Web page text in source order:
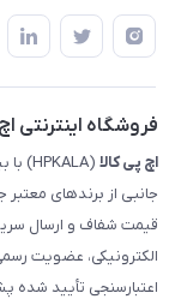
ضمانت اصالت کالا
رهگیری مرسولات
رهگیری مرسولات
درباره ما
تماس با ما
فروشگاه اینترنتی
اچ‌ پی‌ کالا
جانبی از برندهای معتبر
قیمت شفاف و ارسال
الکترونیکی، عضویت
اعتبارسنجی تأیید شده